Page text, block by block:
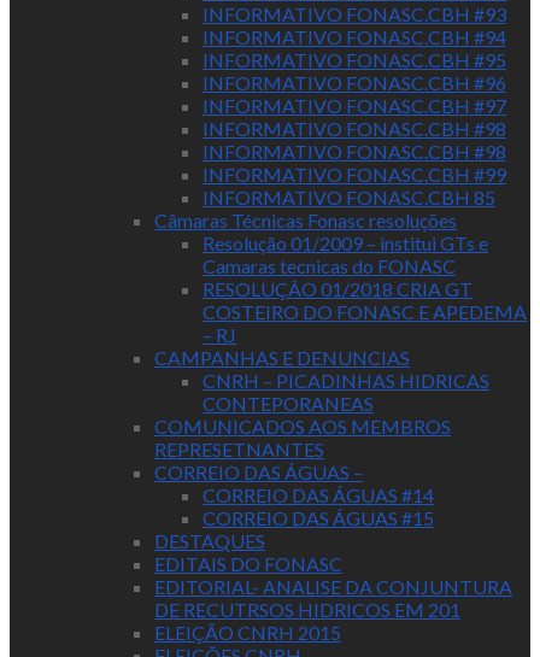
INFORMATIVO FONASC.CBH #93
INFORMATIVO FONASC.CBH #94
INFORMATIVO FONASC.CBH #95
INFORMATIVO FONASC.CBH #96
INFORMATIVO FONASC.CBH #97
INFORMATIVO FONASC.CBH #98
INFORMATIVO FONASC.CBH #98
INFORMATIVO FONASC.CBH #99
INFORMATIVO FONASC.CBH 85
Câmaras Técnicas Fonasc resoluções
Resolução 01/2009 – institui GTs e
Camaras tecnicas do FONASC
RESOLUÇÂO 01/2018 CRIA GT
COSTEIRO DO FONASC E APEDEMA
– RJ
CAMPANHAS E DENUNCIAS
CNRH – PICADINHAS HIDRICAS
CONTEPORANEAS
COMUNICADOS AOS MEMBROS
REPRESETNANTES
CORREIO DAS ÁGUAS –
CORREIO DAS ÁGUAS #14
CORREIO DAS ÁGUAS #15
DESTAQUES
EDITAIS DO FONASC
EDITORIAL- ANALISE DA CONJUNTURA
DE RECUTRSOS HIDRICOS EM 201
ELEIÇÃO CNRH 2015